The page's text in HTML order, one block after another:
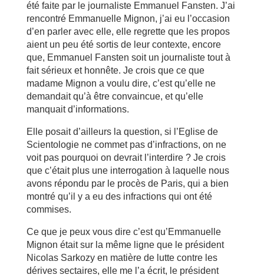
été faite par le journaliste Emmanuel Fansten. J’ai
rencontré Emmanuelle Mignon, j’ai eu l’occasion
d’en parler avec elle, elle regrette que les propos
aient un peu été sortis de leur contexte, encore
que, Emmanuel Fansten soit un journaliste tout à
fait sérieux et honnête. Je crois que ce que
madame Mignon a voulu dire, c’est qu’elle ne
demandait qu’à être convaincue, et qu’elle
manquait d’informations.
Elle posait d’ailleurs la question, si l’Eglise de
Scientologie ne commet pas d’infractions, on ne
voit pas pourquoi on devrait l’interdire ? Je crois
que c’était plus une interrogation à laquelle nous
avons répondu par le procès de Paris, qui a bien
montré qu’il y a eu des infractions qui ont été
commises.
Ce que je peux vous dire c’est qu’Emmanuelle
Mignon était sur la même ligne que le président
Nicolas Sarkozy en matière de lutte contre les
dérives sectaires, elle me l’a écrit, le président